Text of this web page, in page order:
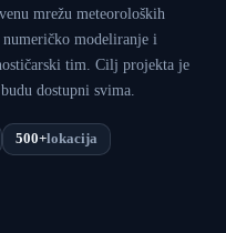
mrežu meteoroloških
numeričko modeliranje i
tim. Cilj projekta je
dostupni svima.
500+lokacija